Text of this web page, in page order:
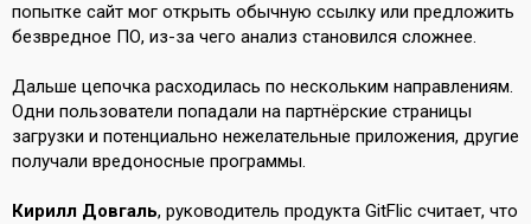
попытке сайт мог открыть обычную ссылку или предложить
безвредное ПО, из-за чего анализ становился сложнее.
Дальше цепочка расходилась по нескольким направлениям.
Одни пользователи попадали на партнёрские страницы
загрузки и потенциально нежелательные приложения, другие
получали вредоносные программы.
Кирилл Довгаль, руководитель продукта GitFlic считает, что